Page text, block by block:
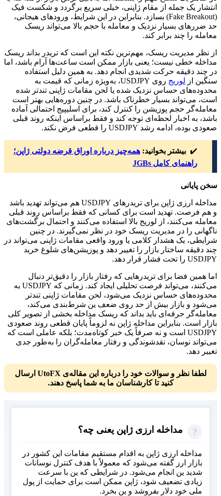
انتشار یک جمله از مقام ژاپنی، خیلی سریع برگردد و شکست فیک
(Fake Breakout) بسازد. بنابراین در این شرایط، ورودهای هیجانی،
حد ضررهای بسیار نزدیک و معامله با حجم بالا می‌تواند ریسک
معامله را چند برابر کند.
از نظر مدیریت ریسک، مهم‌ترین نکته این است که تریدر بداند ریسک
مداخله خطی نیست؛ یعنی بازار ممکن است ساعت‌ها آرام باشد، اما
در چند دقیقه حرکت شدیدی انجام دهد. به همین دلیل استفاده
سنگین از لوریج
روی USDJPY، به‌ویژه زمانی که قیمت به
محدوده‌های حساس نزدیک شده یا لحن مقامات ژاپنی تندتر شده
است، می‌تواند بسیار خطرناک باشد. در چنین دوره‌هایی بهتر است
معامله‌گر حجم پوزیشن را کنترل کند، برای اسلیپیج احتمالی آماده
باشد، به اخبار لحظه‌ای توجه کند و فقط براساس اینکه روند قبلی
صعودی بوده، ادامه رشد USDJPY را قطعی فرض نکند.
✔️ بیشتر بخوانید: همه‌چیز درباره اوراق قرضه دولتی ژاپن؛
راهنمای کامل JGBs
سخن پایانی
مداخله ارزی ژاپن برای تریدرهای USDJPY هم می‌تواند تهدید باشد
و هم فرصت. تهدید است برای کسانی که فقط براساس روند قبلی
معامله می‌کنند، از لوریج بالا استفاده می‌کنند و احتمال برگشت‌های
ناگهانی را در مدیریت ریسک خود در نظر نمی‌گیرند. در چنین
شرایطی، یک هشدار کلامی یا ورود واقعی مقامات ژاپنی می‌تواند در
چند دقیقه ساختار بازار را تغییر دهد و پوزیشن‌های شلوغ خرید
USDJPY را تحت فشار قرار دهد.
اما همین فضا برای تریدرهایی که رفتار بازار را دقیق‌تر دنبال
می‌کنند، می‌تواند فرصت تحلیلی ایجاد کند. زمانی که USDJPY به
محدوده‌های حساس نزدیک می‌شود، لحن مقامات ژاپنی تندتر
می‌شود و بازار بیش از حد روی ضعف ین شرط‌بندی می‌کند،
معامله‌گر حرفه‌ای باید بداند که ریسک مداخله بخشی از تصویر کلی
بازار است. بنابراین مداخله ژاپن نه لزوماً پایان قطعی روند صعودی
USDJPY است و نه صرفاً یک خبر کوتاه‌مدت؛ بلکه عاملی است که
می‌تواند نوسان، نقدشوندگی و رفتار معامله‌گران را به‌طور جدی
تغییر دهد.
لطفا نظر و سوالات خود را درباره این مقاله‌ی UtoFX ارسال
کنید تا کارشناسان ما به شما پاسخ دهند.
مداخله ارزی ژاپن یعنی چه؟
مداخله ارزی ژاپن به اقدام مستقیم مقامات این کشور در
بازار ارز گفته می‌شود که معمولاً با هدف کنترل نوسانات
شدید ین انجام می‌شود. در شرایطی که ین با سرعت
زیادی تضعیف شود، ژاپن ممکن است برای حمایت از پول
ملی خود دلار بفروشد و ین بخرد.